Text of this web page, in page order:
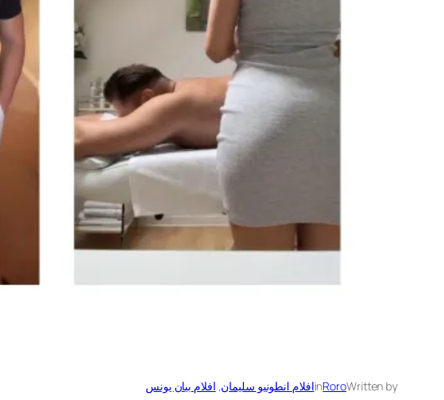
Written by
Roro
inافلام انطونيو سليمان, افلام بيان يونس